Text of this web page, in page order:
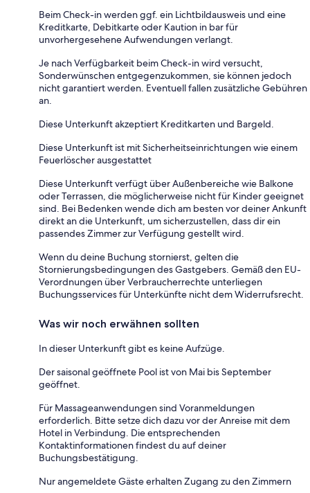
Beim Check-in werden ggf. ein Lichtbildausweis und eine
Kreditkarte, Debitkarte oder Kaution in bar für
unvorhergesehene Aufwendungen verlangt.
Je nach Verfügbarkeit beim Check-in wird versucht,
Sonderwünschen entgegenzukommen, sie können jedoch
nicht garantiert werden. Eventuell fallen zusätzliche Gebühren
an.
Diese Unterkunft akzeptiert Kreditkarten und Bargeld.
Diese Unterkunft ist mit Sicherheitseinrichtungen wie einem
Feuerlöscher ausgestattet
Diese Unterkunft verfügt über Außenbereiche wie Balkone
oder Terrassen, die möglicherweise nicht für Kinder geeignet
sind. Bei Bedenken wende dich am besten vor deiner Ankunft
direkt an die Unterkunft, um sicherzustellen, dass dir ein
passendes Zimmer zur Verfügung gestellt wird.
Wenn du deine Buchung stornierst, gelten die
Stornierungsbedingungen des Gastgebers. Gemäß den EU-
Verordnungen über Verbraucherrechte unterliegen
Buchungsservices für Unterkünfte nicht dem Widerrufsrecht.
Was wir noch erwähnen sollten
In dieser Unterkunft gibt es keine Aufzüge.
Der saisonal geöffnete Pool ist von Mai bis September
geöffnet.
Für Massageanwendungen sind Voranmeldungen
erforderlich. Bitte setze dich dazu vor der Anreise mit dem
Hotel in Verbindung. Die entsprechenden
Kontaktinformationen findest du auf deiner
Buchungsbestätigung.
Nur angemeldete Gäste erhalten Zugang zu den Zimmern